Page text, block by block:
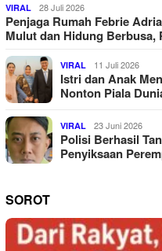
VIRAL 28 Juli 2026
Penjaga Rumah Febrie
Mulut dan Hidung Berbusa,
VIRAL 11 Juli 2026
Istri dan Anak
Nonton Piala
VIRAL 23 Juni 2026
Polisi Berhasil
Penyiksaan
SOROT